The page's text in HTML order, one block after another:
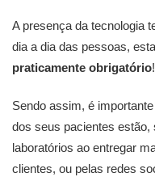
A presença da tecnologia
dia a dia das pessoas,
praticamente obrigatório!
Sendo assim, é
dos seus pacientes estão,
laboratórios ao entregar
clientes, ou pelas redes